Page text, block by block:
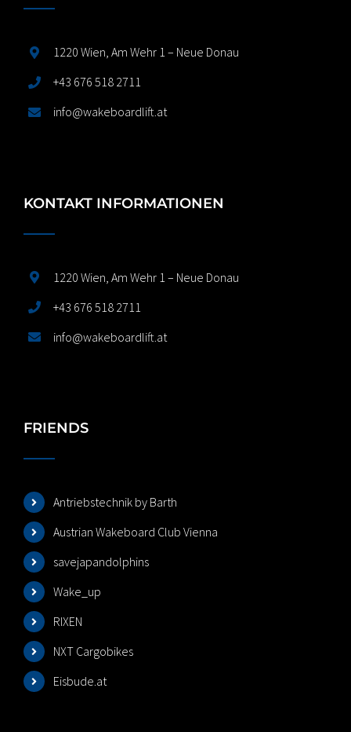
1220 Wien, Am Wehr 1 – Neue Donau
+43 676 518 2711
info@wakeboardlift.at
KONTAKT INFORMATIONEN
1220 Wien, Am Wehr 1 – Neue Donau
+43 676 518 2711
info@wakeboardlift.at
FRIENDS
Antriebstechnik by Barth
Austrian Wakeboard Club Vienna
savejapandolphins
Wake_up
RIXEN
NXT Cargobikes
Eisbude.at